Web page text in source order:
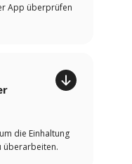
App überprüfen
die Einhaltung
überarbeiten.